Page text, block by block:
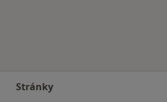
Stránky